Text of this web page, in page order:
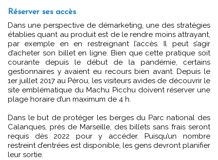
Réserver ses accès
Dans une perspective de démarketing, une des stratégies
établies quant au produit est de le rendre moins attrayant,
par exemple en en restreignant l’accès. Il peut s’agir
d’acheter son billet en ligne. Bien que cette pratique soit
courante depuis le début de la pandémie, certains
gestionnaires y avaient eu recours bien avant. Depuis le
1er juillet 2017 au Pérou, les visiteurs avides de découvrir le
site emblématique du Machu Picchu doivent réserver une
plage horaire d’un maximum de 4 h.
Dans le but de protéger les berges du Parc national des
Calanques, près de Marseille, des billets sans frais seront
requis dès 2022 pour y accéder. Puisqu’un nombre
restreint d’entrées est disponible, les gens devront planifier
leur sortie.